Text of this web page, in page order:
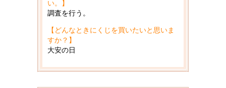
い。】
調査を行う。
【どんなときにくじを買いたいと思いま
すか？】
大安の日